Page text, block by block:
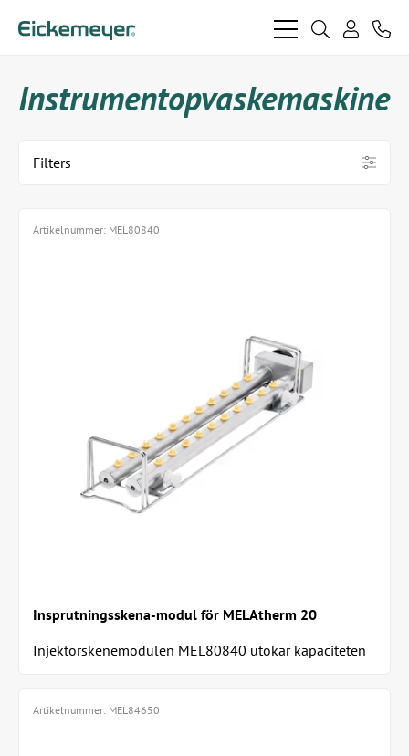
bars search
Instrumentopvaskemaskine
Filters
Insprutningsskena-modul för MELAtherm 20
Injektorskenemodulen MEL80840 utökar kapaciteten
Artikelnummer: MEL80840
Artikelnummer: MEL84650